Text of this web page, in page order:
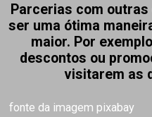
Parcerias com
ser uma ótima
maior. Por
descontos ou
visitarem as
fonte da imagem pixabay